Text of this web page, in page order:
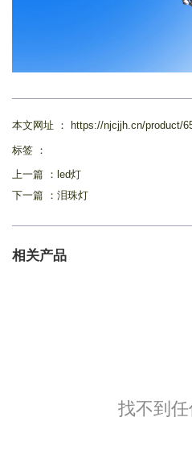
本文网址 ： https://njcjjh.cn/product/
标签 ：
上一篇 ： led灯
下一篇 ： 泪珠灯
相关产品
找不到